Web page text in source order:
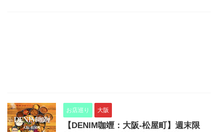
お店巡り 大阪
【DENIM咖竰：大阪-松屋町】週末限